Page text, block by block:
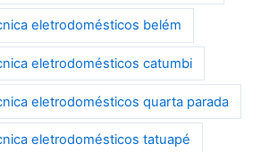
eletrodomésticos belém
eletrodomésticos catumbi
eletrodomésticos quarta parada
eletrodomésticos tatuapé